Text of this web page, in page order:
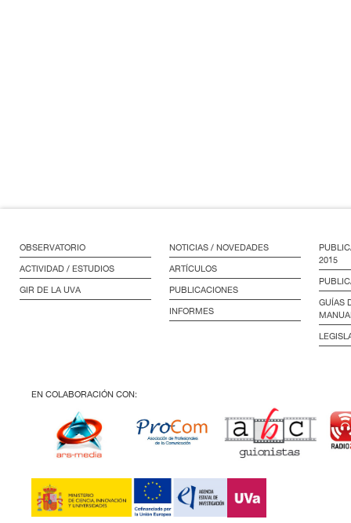
OBSERVATORIO
ACTIVIDAD / ESTUDIOS
GIR DE LA UVA
NOTICIAS / NOVEDADES
ARTÍCULOS
PUBLICACIONES
INFORMES
2015
GUÍAS
EN COLABORACIÓN CON: